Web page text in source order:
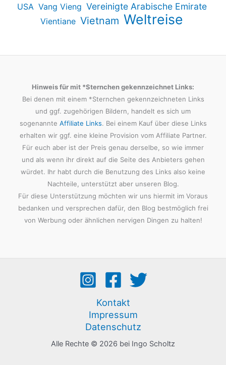
USA Vang Vieng Vereinigte Arabische Emirate
Vientiane Vietnam Weltreise
Hinweis für mit *Sternchen gekennzeichnet Links:
Bei denen mit einem *Sternchen gekennzeichneten Links
und ggf. zugehörigen Bildern, handelt es sich um
sogenannte Affiliate Links. Bei einem Kauf über diese Links
erhalten wir ggf. eine kleine Provision vom Affiliate Partner.
Für euch aber ist der Preis genau derselbe, so wie immer
und als wenn ihr direkt auf die Seite des Anbieters gehen
würdet. Ihr habt durch die Benutzung des Links also keine
Nachteile, unterstützt aber unseren Blog.
Für diese Unterstützung möchten wir uns hiermit im Voraus
bedanken und versprechen dafür, den Blog bestmöglich frei
von Werbung oder ähnlichen nervigen Dingen zu halten!
Kontakt
Impressum
Datenschutz
Alle Rechte © 2026 bei Ingo Scholtz